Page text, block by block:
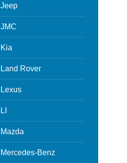
Jeep
JMC
Kia
Land Rover
Lexus
LI
Mazda
Mercedes-Benz